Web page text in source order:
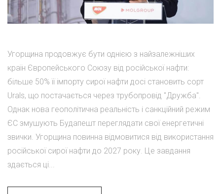
Угорщина продовжує бути однією з найзалежніших
країн Європейського Союзу від російської нафти:
більше 50% її імпорту сирої нафти досі становить сорт
Urals, що постачається через трубопровід "Дружба".
Однак нова геополітична реальність і санкційний режим
ЄС змушують Будапешт переглядати свої енергетичні
звички. Угорщина повинна відмовитися від використання
російської сирої нафти до 2027 року. Це завдання
здається ці...